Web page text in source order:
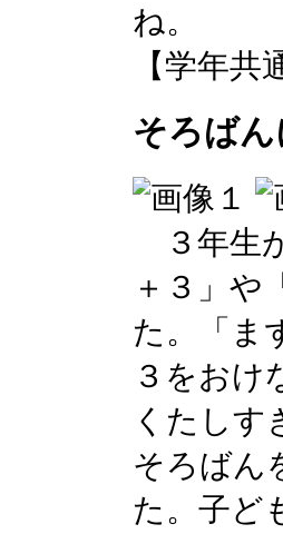
ね。
【学年共
そろば
３年生
＋３」や
た。「ま
３をおけ
くたしす
そろばん
た。子ど